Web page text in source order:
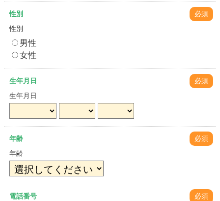
性別
必須
性別
男性
女性
生年月日
必須
生年月日
年齢
必須
年齢
電話番号
必須